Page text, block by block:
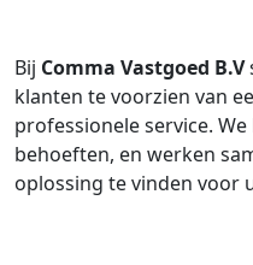
Bij Comma Vastgoed B.V
klanten te voorzien van
professionele service.
behoeften, en werken
oplossing te vinden voor